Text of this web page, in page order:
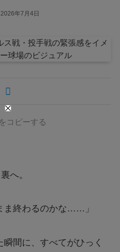
2026年7月4日
コピーする
へ。
ま終わるのかな……」
間に、すべてがひっく